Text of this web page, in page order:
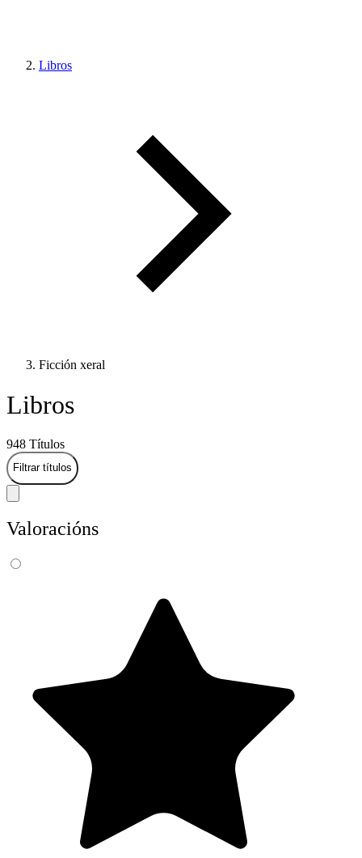
Libros
Ficción xeral
Libros
948 Títulos
Filtrar títulos
Valoracións